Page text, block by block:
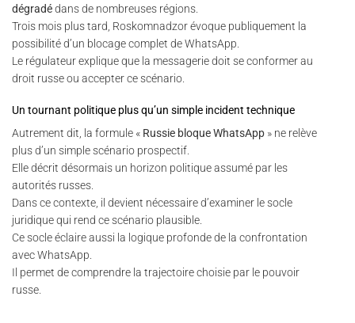
dégradédans de nombreuses régions.
Trois mois plus tard, Roskomnadzor évoque publiquement la
possibilité d’un blocage complet de WhatsApp.
Le régulateur explique que la messagerie doit se conformer au
droit russe ou accepter ce scénario.
Un tournant politique plus qu’un simple incident technique
Autrement dit, la formule « Russie bloque WhatsApp » ne relève
plus d’un simple scénario prospectif.
Elle décrit désormais un horizon politique assumé par les
autorités russes.
Dans ce contexte, il devient nécessaire d’examiner le socle
juridique qui rend ce scénario plausible.
Ce socle éclaire aussi la logique profonde de la confrontation
avec WhatsApp.
Il permet de comprendre la trajectoire choisie par le pouvoir
russe.